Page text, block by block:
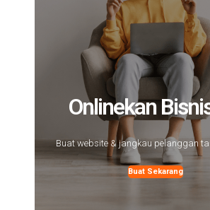
Onlinekan
Buat website & jangkau pelanggan
Buat Sekarang